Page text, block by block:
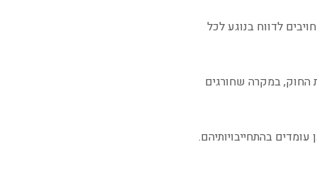
לדווח בנוגע לכל
החוק, במקרה שחורגים
בהתחייבויותיהם.